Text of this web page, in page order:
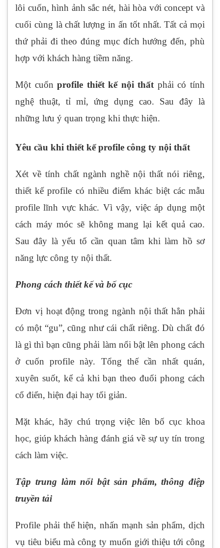
lôi cuốn, hình ảnh sắc nét, hài hòa với concept và
cuối cùng là chất lượng in ấn tốt nhất. Tất cả mọi
thứ phải đi theo đúng mục đích hướng đến, phù
hợp với khách hàng tiềm năng.
Một cuốnprofile thiết kế nội thấtphải có tính
nghệ thuật, tỉ mỉ, ứng dụng cao. Sau đây là
những lưu ý quan trọng khi thực hiện.
Yêu cầu khi thiết kế profile công ty nội thất
Xét về tính chất ngành nghề nội thất nói riêng,
thiết kế profile có nhiều điểm khác biệt các mẫu
profile lĩnh vực khác. Vì vậy, việc áp dụng một
cách máy móc sẽ không mang lại kết quả cao.
Sau đây là yếu tố cần quan tâm khi làm hồ sơ
năng lực công ty nội thất.
Phong cách thiết kế và bố cục
Đơn vị hoạt động trong ngành nội thất hẳn phải
có một “gu”, cũng như cái chất riêng. Dù chất đó
là gì thì bạn cũng phải làm nổi bật lên phong cách
ở cuốn profile này. Tổng thế cần nhất quán,
xuyên suốt, kể cả khi bạn theo đuổi phong cách
cổ điển, hiện đại hay tối giản.
Mặt khác, hãy chú trọng việc lên bố cục khoa
học, giúp khách hàng đánh giá về sự uy tín trong
cách làm việc.
Tập trung làm nổi bật sản phẩm, thông điệp
truyền tải
Profile phải thể hiện, nhấn mạnh sản phẩm, dịch
vụ tiêu biểu mà công ty muốn giới thiệu tới công